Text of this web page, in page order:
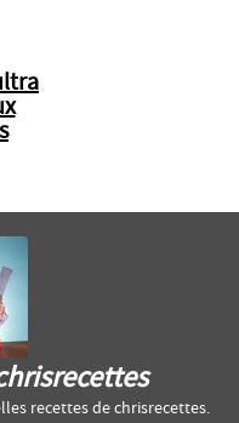
recettes de chrisrecettes.